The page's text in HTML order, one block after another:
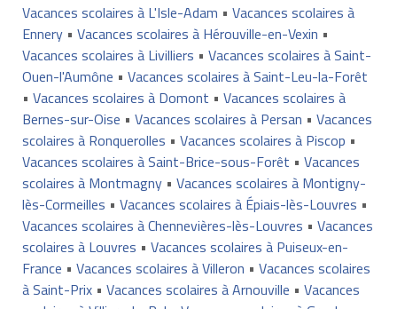
Vacances scolaires à L'Isle-Adam • Vacances scolaires à
Ennery• Vacances scolaires à Hérouville-en-Vexin •
Vacances scolaires à Livilliers • Vacances scolaires à Saint-
Ouen-l'Aumône • Vacances scolaires à Saint-Leu-la-Forêt
• Vacances scolaires à Domont • Vacances scolaires à
Bernes-sur-Oise • Vacances scolaires à Persan • Vacances
scolaires à Ronquerolles • Vacances scolaires à Piscop •
Vacances scolaires à Saint-Brice-sous-Forêt • Vacances
scolaires à Montmagny• Vacances scolaires à Montigny-
lès-Cormeilles • Vacances scolaires à Épiais-lès-Louvres •
Vacances scolaires à Chennevières-lès-Louvres • Vacances
scolaires à Louvres • Vacances scolaires à Puiseux-en-
France • Vacances scolaires à Villeron • Vacances scolaires
à Saint-Prix• Vacances scolaires à Arnouville • Vacances